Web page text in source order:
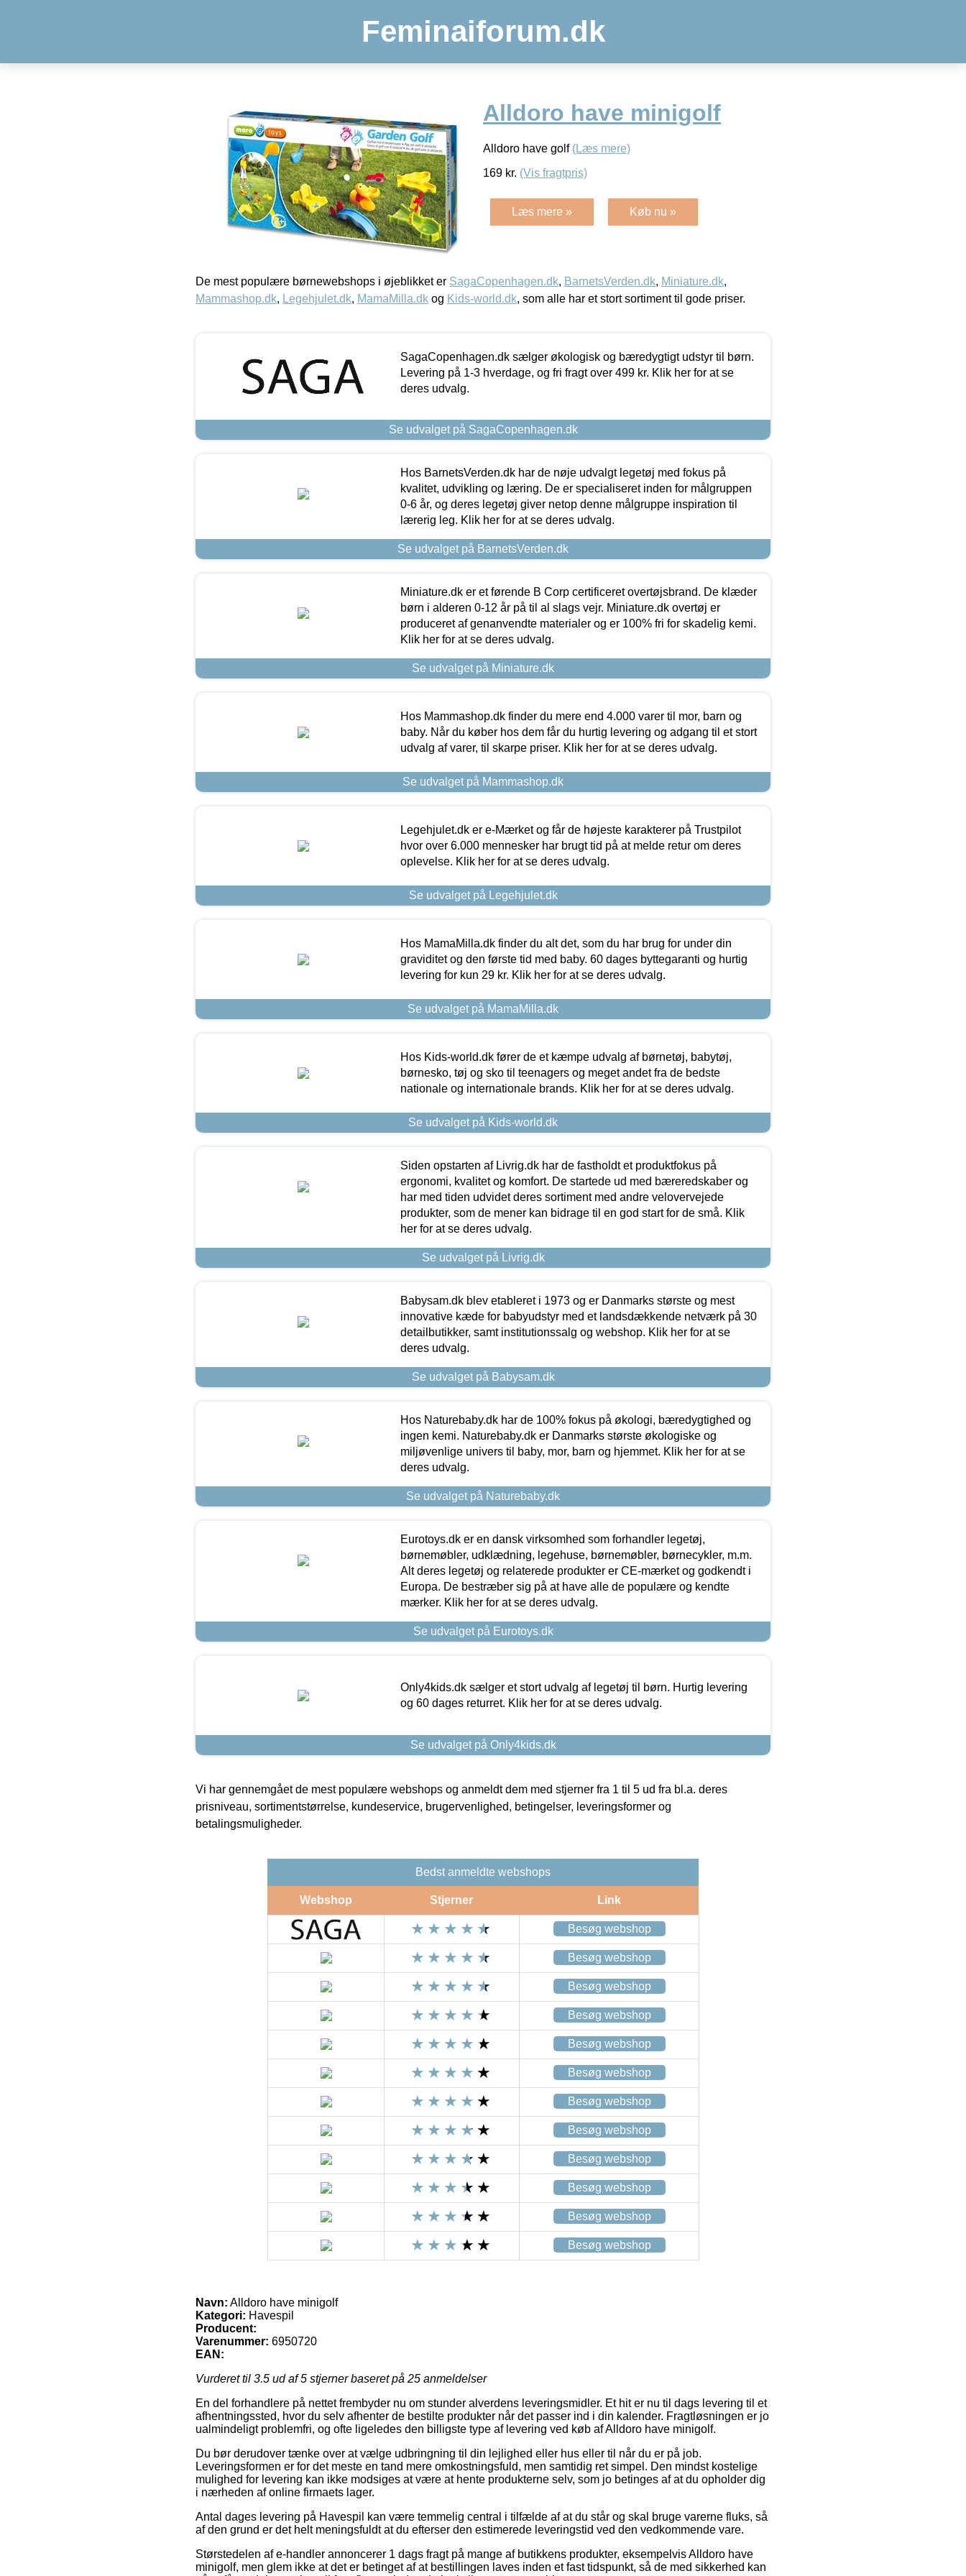
Feminaiforum.dk
Alldoro have minigolf
Alldoro have golf (Læs mere)
169 kr. (Vis fragtpris)
Læs mere » Køb nu »
De mest populære børnewebshops i øjeblikket er SagaCopenhagen.dk, BarnetsVerden.dk, Miniature.dk,
Mammashop.dk, Legehjulet.dk, MamaMilla.dk og Kids-world.dk, som alle har et stort sortiment til gode priser.
SagaCopenhagen.dk sælger økologisk og bæredygtigt udstyr til børn.
Levering på 1-3 hverdage, og fri fragt over 499 kr. Klik her for at se
deres udvalg.
Se udvalget på SagaCopenhagen.dk
Hos BarnetsVerden.dk har de nøje udvalgt legetøj med fokus på
kvalitet, udvikling og læring. De er specialiseret inden for målgruppen
0-6 år, og deres legetøj giver netop denne målgruppe inspiration til
lærerig leg. Klik her for at se deres udvalg.
Se udvalget på BarnetsVerden.dk
Miniature.dk er et førende B Corp certificeret overtøjsbrand. De klæder
børn i alderen 0-12 år på til al slags vejr. Miniature.dk overtøj er
produceret af genanvendte materialer og er 100% fri for skadelig kemi.
Klik her for at se deres udvalg.
Se udvalget på Miniature.dk
Hos Mammashop.dk finder du mere end 4.000 varer til mor, barn og
baby. Når du køber hos dem får du hurtig levering og adgang til et stort
udvalg af varer, til skarpe priser. Klik her for at se deres udvalg.
Se udvalget på Mammashop.dk
Legehjulet.dk er e-Mærket og får de højeste karakterer på Trustpilot
hvor over 6.000 mennesker har brugt tid på at melde retur om deres
oplevelse. Klik her for at se deres udvalg.
Se udvalget på Legehjulet.dk
Hos MamaMilla.dk finder du alt det, som du har brug for under din
graviditet og den første tid med baby. 60 dages byttegaranti og hurtig
levering for kun 29 kr. Klik her for at se deres udvalg.
Se udvalget på MamaMilla.dk
Hos Kids-world.dk fører de et kæmpe udvalg af børnetøj, babytøj,
børnesko, tøj og sko til teenagers og meget andet fra de bedste
nationale og internationale brands. Klik her for at se deres udvalg.
Se udvalget på Kids-world.dk
Siden opstarten af Livrig.dk har de fastholdt et produktfokus på
ergonomi, kvalitet og komfort. De startede ud med bæreredskaber og
har med tiden udvidet deres sortiment med andre velovervejede
produkter, som de mener kan bidrage til en god start for de små. Klik
her for at se deres udvalg.
Se udvalget på Livrig.dk
Babysam.dk blev etableret i 1973 og er Danmarks største og mest
innovative kæde for babyudstyr med et landsdækkende netværk på 30
detailbutikker, samt institutionssalg og webshop. Klik her for at se
deres udvalg.
Se udvalget på Babysam.dk
Hos Naturebaby.dk har de 100% fokus på økologi, bæredygtighed og
ingen kemi. Naturebaby.dk er Danmarks største økologiske og
miljøvenlige univers til baby, mor, barn og hjemmet. Klik her for at se
deres udvalg.
Se udvalget på Naturebaby.dk
Eurotoys.dk er en dansk virksomhed som forhandler legetøj,
børnemøbler, udklædning, legehuse, børnemøbler, børnecykler, m.m.
Alt deres legetøj og relaterede produkter er CE-mærket og godkendt i
Europa. De bestræber sig på at have alle de populære og kendte
mærker. Klik her for at se deres udvalg.
Se udvalget på Eurotoys.dk
Only4kids.dk sælger et stort udvalg af legetøj til børn. Hurtig levering
og 60 dages returret. Klik her for at se deres udvalg.
Se udvalget på Only4kids.dk
Vi har gennemgået de mest populære webshops og anmeldt dem med stjerner fra 1 til 5 ud fra bl.a. deres
prisniveau, sortimentstørrelse, kundeservice, brugervenlighed, betingelser, leveringsformer og
betalingsmuligheder.
Bedst anmeldte webshops
Webshop Stjerner Link
Besøg webshop
Besøg webshop
Besøg webshop
Besøg webshop
Besøg webshop
Besøg webshop
Besøg webshop
Besøg webshop
Besøg webshop
Besøg webshop
Besøg webshop
Besøg webshop
Navn: Alldoro have minigolf
Kategori: Havespil
Producent:
Varenummer: 6950720
EAN:
Vurderet til 3.5 ud af 5 stjerner baseret på 25 anmeldelser
En del forhandlere på nettet frembyder nu om stunder alverdens leveringsmidler. Et hit er nu til dags levering til et
afhentningssted, hvor du selv afhenter de bestilte produkter når det passer ind i din kalender. Fragtløsningen er jo
ualmindeligt problemfri, og ofte ligeledes den billigste type af levering ved køb af Alldoro have minigolf.
Du bør derudover tænke over at vælge udbringning til din lejlighed eller hus eller til når du er på job.
Leveringsformen er for det meste en tand mere omkostningsfuld, men samtidig ret simpel. Den mindst kostelige
mulighed for levering kan ikke modsiges at være at hente produkterne selv, som jo betinges af at du opholder dig
i nærheden af online firmaets lager.
Antal dages levering på Havespil kan være temmelig central i tilfælde af at du står og skal bruge varerne fluks, så
af den grund er det helt meningsfuldt at du efterser den estimerede leveringstid ved den vedkommende vare.
Størstedelen af e-handler annoncerer 1 dags fragt på mange af butikkens produkter, eksempelvis Alldoro have
minigolf, men glem ikke at det er betinget af at bestillingen laves inden et fast tidspunkt, så de med sikkerhed kan